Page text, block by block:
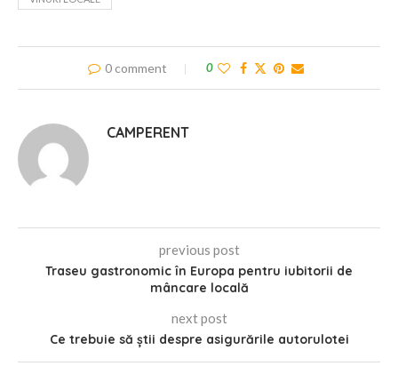
0 comment 0
CAMPERENT
previous post
Traseu gastronomic în Europa pentru iubitorii de
mâncare locală
next post
Ce trebuie să știi despre asigurările autorulotei